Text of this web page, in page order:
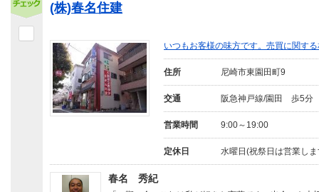
(株)春名住建
いつもお客様の味方です。売買に関す
住所 尼崎市東園田町9
交通 阪急神戸線/園田 歩5分
営業時間 9:00～19:00
定休日 水曜日(祝祭日は営業し
春名 秀紀